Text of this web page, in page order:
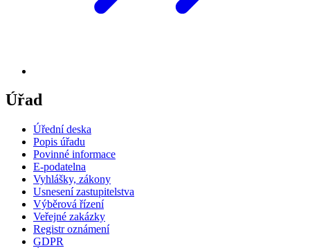
Úřad
Úřední deska
Popis úřadu
Povinné informace
E-podatelna
Vyhlášky, zákony
Usnesení zastupitelstva
Výběrová řízení
Veřejné zakázky
Registr oznámení
GDPR